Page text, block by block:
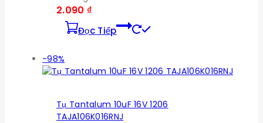
2.090 ₫
Đọc Tiếp
-98%
phẩm
Tụ Tantalum 10uF 16V 1206
TAJA106K016RNJ